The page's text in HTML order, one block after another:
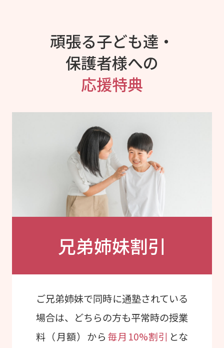
頑張る子ども達・
保護者様への
応援特典
兄弟姉妹割引
ご兄弟姉妹で同時に通塾されている
場合は、どちらの方も平常時の授業
料（月額）から 毎月10%割引 とな